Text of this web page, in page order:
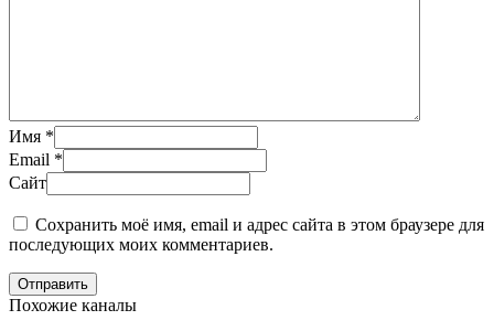
Имя *
Email *
Сайт
Сохранить моё имя, email и адрес сайта в этом браузере для
последующих моих комментариев.
Отправить
Похожие каналы